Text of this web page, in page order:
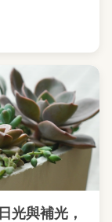
光與補光，